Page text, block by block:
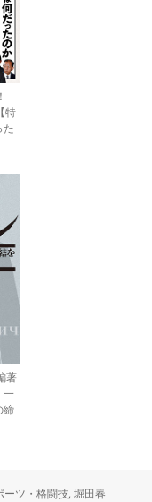
特
た
著
一
締
ーツ・格闘技,堀田春